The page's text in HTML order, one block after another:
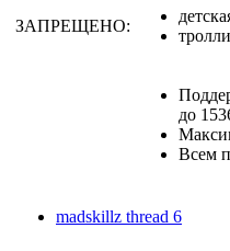
ЗАПРЕЩЕНО:
до
Всем
madskillz thread 6